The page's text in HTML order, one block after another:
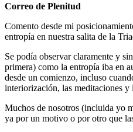
Correo de Plenitud
Comento desde mi
entropía en nuestra salita de la
Se podía observar claramente y
primera) como la entropía iba en
desde un comienzo, incluso
interiorización, las meditaciones y
Muchos de nosotros (incluida yo
ya por un motivo o por otro que